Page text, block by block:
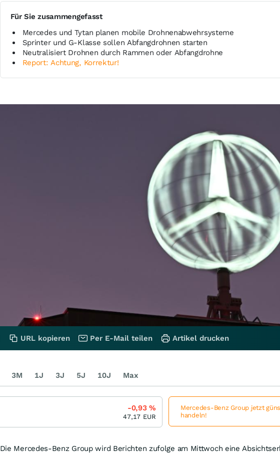
Für Sie zusammengefasst
Mercedes und Tytan planen mobile Drohnenabwehrsysteme
Sprinter und G-Klasse sollen Abfangdrohnen starten
Neutralisiert Drohnen durch Rammen oder Abfangdrohne
Report: Achtung, Korrektur!
Die Mercedes-Benz Group wird Berichten zufolge am Mittwoch eine
URL kopieren Per E-Mail teilen Artikel drucken
3M 1J 3J 5J 10J Max
-0,93%
47,17 EUR
Mercedes-Benz Group jetzt
handeln!